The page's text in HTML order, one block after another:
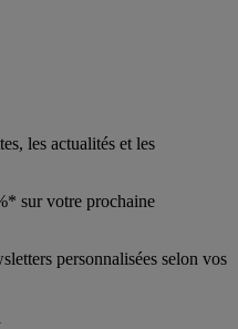
les actualités et les
sur votre prochaine
personnalisées selon vos